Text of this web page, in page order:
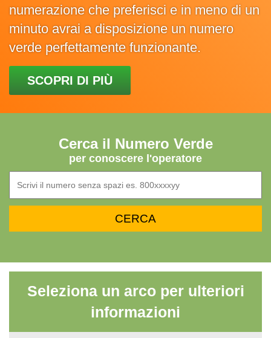
numerazione che preferisci e in meno di un
minuto avrai a disposizione un numero
verde perfettamente funzionante.
SCOPRI DI PIÙ
Cerca il Numero Verde
per conoscere l'operatore
Seleziona un arco per ulteriori
informazioni